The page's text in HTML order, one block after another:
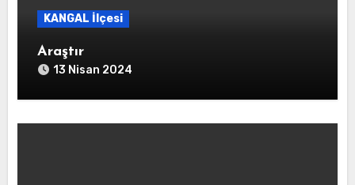
KANGAL İlçesi
Araştır
13 Nisan 2024